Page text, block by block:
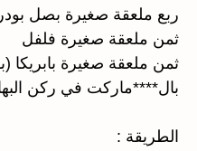
ربع ملعقة صغيرة بصل
ثمن ملعقة صغيرة فلفل
ثمن ملعقة صغيرة بابريكا
بال****ماركت في ركن
الطريقة :